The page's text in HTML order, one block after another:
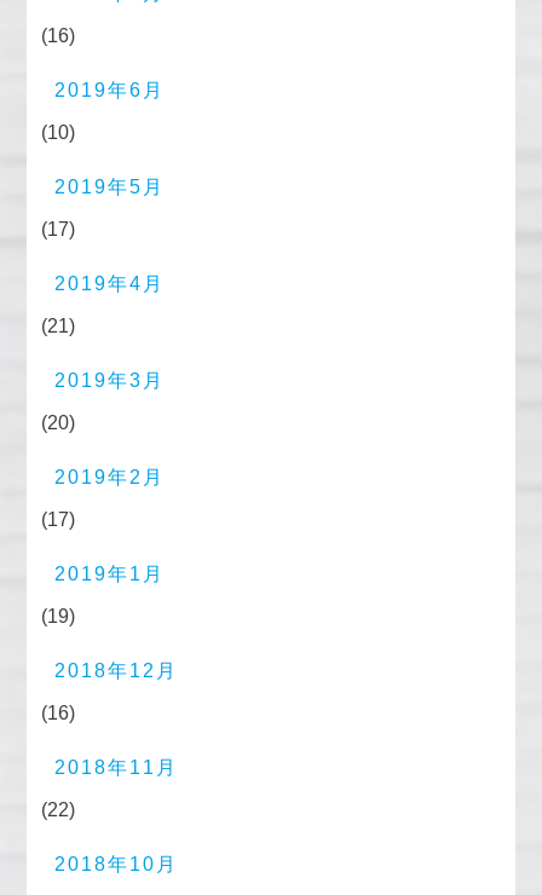
(16)
2019年6月
(10)
2019年5月
(17)
2019年4月
(21)
2019年3月
(20)
2019年2月
(17)
2019年1月
(19)
2018年12月
(16)
2018年11月
(22)
2018年10月